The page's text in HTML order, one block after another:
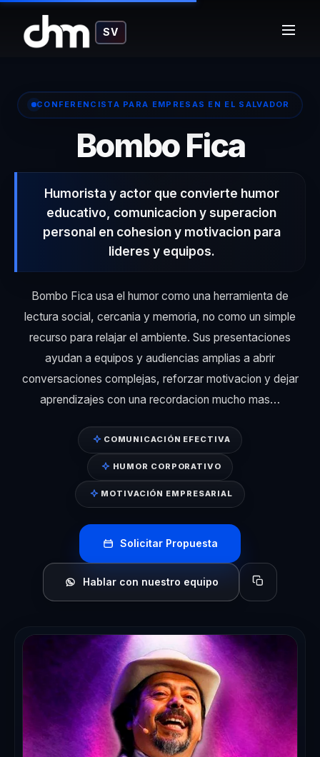
SV
CONFERENCISTA PARA EMPRESAS EN EL SALVADOR
Bombo Fica–
Humorista y actor que convierte humor
educativo, comunicacion y superacion
personal en cohesion y motivacion para
lideres y equipos.
Bombo Fica usa el humor como una herramienta de
lectura social, cercania y memoria, no como un simple
recurso para relajar el ambiente. Sus presentaciones
ayudan a equipos y audiencias amplias a abrir
conversaciones complejas, reforzar motivacion y dejar
aprendizajes con una recordacion mucho mas…
COMUNICACIÓN EFECTIVA
HUMOR CORPORATIVO
MOTIVACIÓN EMPRESARIAL
Solicitar Propuesta
Hablar con nuestro equipo Copiar perfil